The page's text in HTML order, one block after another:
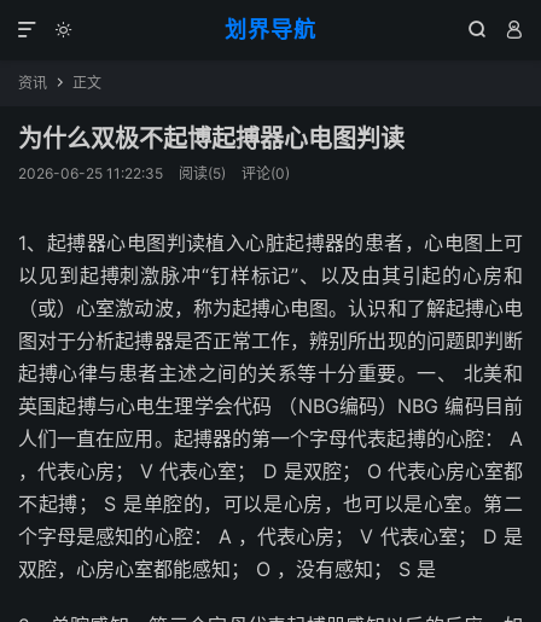
划界导航
  

资讯  正文
为什么双极不起博起搏器心电图判读
2026-06-25 11:22:35 阅读(5) 评论(0)
1、起搏器心电图判读植入心脏起搏器的患者，心电图上可
以见到起搏刺激脉冲“钉样标记”、以及由其引起的心房和
（或）心室激动波，称为起搏心电图。认识和了解起搏心电
图对于分析起搏器是否正常工作，辨别所出现的问题即判断
起搏心律与患者主述之间的关系等十分重要。一、 北美和
英国起搏与心电生理学会代码 （NBG编码）NBG 编码目前
人们一直在应用。起搏器的第一个字母代表起搏的心腔： A
，代表心房； V 代表心室； D 是双腔； O 代表心房心室都
不起搏； S 是单腔的，可以是心房，也可以是心室。第二
个字母是感知的心腔： A ，代表心房； V 代表心室； D 是
双腔，心房心室都能感知； O ，没有感知； S 是